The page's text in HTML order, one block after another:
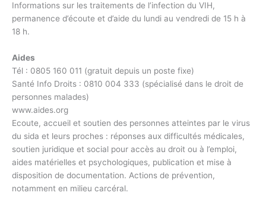
Informations sur les traitements de l’infection du VIH,
permanence d’écoute et d’aide du lundi au vendredi de 15 h à
18 h.
Aides
Tél : 0805 160 011 (gratuit depuis un poste fixe)
Santé Info Droits : 0810 004 333 (spécialisé dans le droit de
personnes malades)
www.aides.org
Ecoute, accueil et soutien des personnes atteintes par le virus
du sida et leurs proches : réponses aux difficultés médicales,
soutien juridique et social pour accès au droit ou à l’emploi,
aides matérielles et psychologiques, publication et mise à
disposition de documentation. Actions de prévention,
notamment en milieu carcéral.